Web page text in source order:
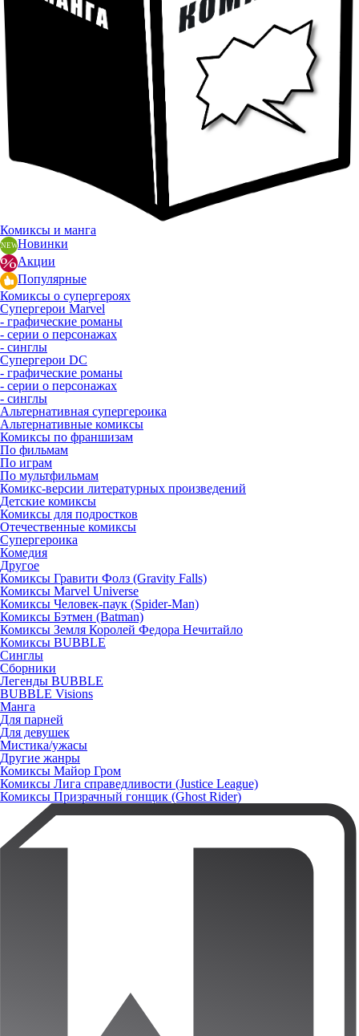
Комиксы и манга
Новинки
Акции
Популярные
Комиксы о супергероях
Супергерои Marvel
- графические романы
- серии о персонажах
- синглы
Супергерои DC
- графические романы
- серии о персонажах
- синглы
Альтернативная супергероика
Альтернативные комиксы
Комиксы по франшизам
По фильмам
По играм
По мультфильмам
Комикс-версии литературных произведений
Детские комиксы
Комиксы для подростков
Отечественные комиксы
Супергероика
Комедия
Другое
Комиксы Гравити Фолз (Gravity Falls)
Комиксы Marvel Universe
Комиксы Человек-паук (Spider-Man)
Комиксы Бэтмен (Batman)
Комиксы Земля Королей Федора Нечитайло
Комиксы BUBBLE
Синглы
Сборники
Легенды BUBBLE
BUBBLE Visions
Манга
Для парней
Для девушек
Мистика/ужасы
Другие жанры
Комиксы Майор Гром
Комиксы Лига справедливости (Justice League)
Комиксы Призрачный гонщик (Ghost Rider)